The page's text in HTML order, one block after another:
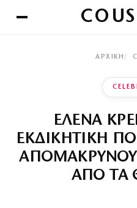
ΑΡΧΙΚΉ
ΕΛΕΝΑ
ΕΚΔΙΚΗΤΙΚΗ
ΑΠΟ ΤΑ